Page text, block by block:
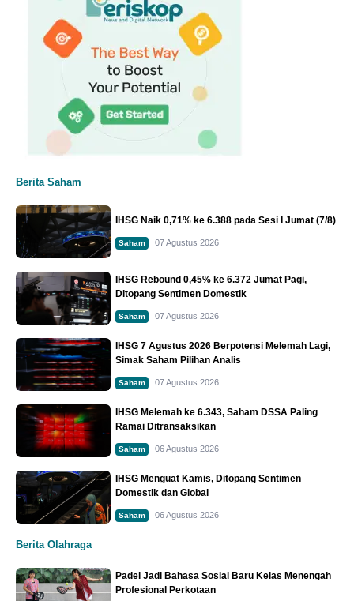
Berita Saham
IHSG Naik 0,71% ke 6.388 pada Sesi I Jumat (7/8)
Saham 07 Agustus 2026
IHSG Rebound 0,45% ke 6.372 Jumat Pagi,
Ditopang Sentimen Domestik
Saham 07 Agustus 2026
IHSG 7 Agustus 2026 Berpotensi Melemah Lagi,
Simak Saham Pilihan Analis
Saham 07 Agustus 2026
IHSG Melemah ke 6.343, Saham DSSA Paling
Ramai Ditransaksikan
Saham 06 Agustus 2026
IHSG Menguat Kamis, Ditopang Sentimen
Domestik dan Global
Saham 06 Agustus 2026
Berita Olahraga
Padel Jadi Bahasa Sosial Baru Kelas Menengah
Profesional Perkotaan